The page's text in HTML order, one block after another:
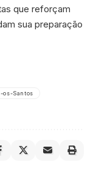
que reforçam
sua preparação
os-Santos